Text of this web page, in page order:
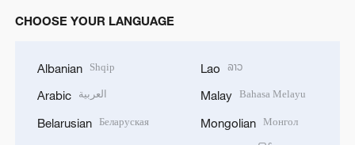
CHOOSE YOUR LANGUAGE
Albanian Shqip
Arabic العربية
Belarusian Беларуская
Lao ລາວ
Malay Bahasa Melayu
Mongolian Монгол